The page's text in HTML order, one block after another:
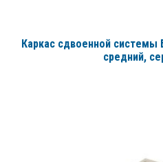
Каркас сдвоенной
средний,